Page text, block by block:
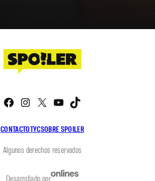
CONTACTOTYCSOBRE SPOILER
Facebook
Instagram
X YouTube
Algunos derechos reservados
Desarrollado por